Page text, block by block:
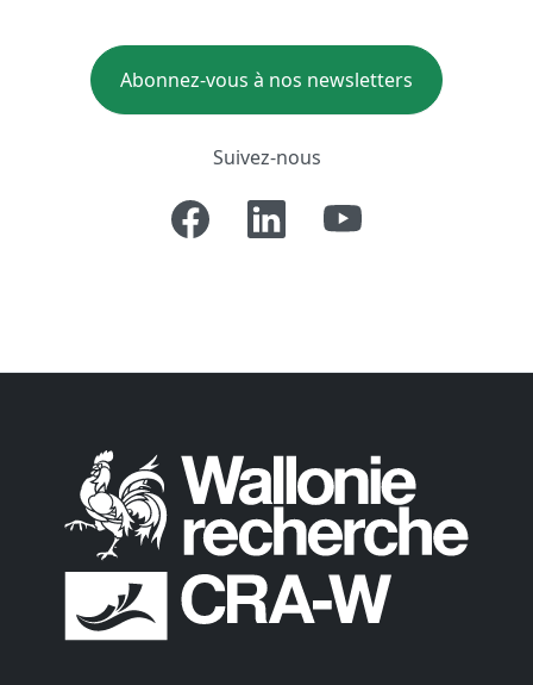
Abonnez-vous à nos newsletters
Suivez-nous